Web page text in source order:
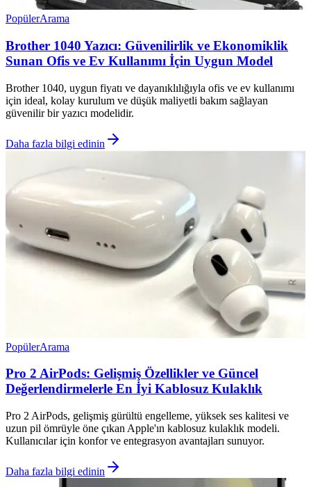
PopülerArama
Brother 1040 Yazıcı: Güvenilirlik ve Ekonomiklik
Sunan Ofis ve Ev Kullanımı İçin Uygun Model
Brother 1040, uygun fiyatı ve dayanıklılığıyla ofis ve ev kullanımı
için ideal, kolay kurulum ve düşük maliyetli bakım sağlayan
güvenilir bir yazıcı modelidir.
Daha fazla bilgi edinin
PopülerArama
Pro 2 AirPods: Gelişmiş Özellikler ve Güncel
Değerlendirmelerle En İyi Kablosuz Kulaklık
Pro 2 AirPods, gelişmiş gürültü engelleme, yüksek ses kalitesi ve
uzun pil ömrüyle öne çıkan Apple'ın kablosuz kulaklık modeli.
Kullanıcılar için konfor ve entegrasyon avantajları sunuyor.
Daha fazla bilgi edinin